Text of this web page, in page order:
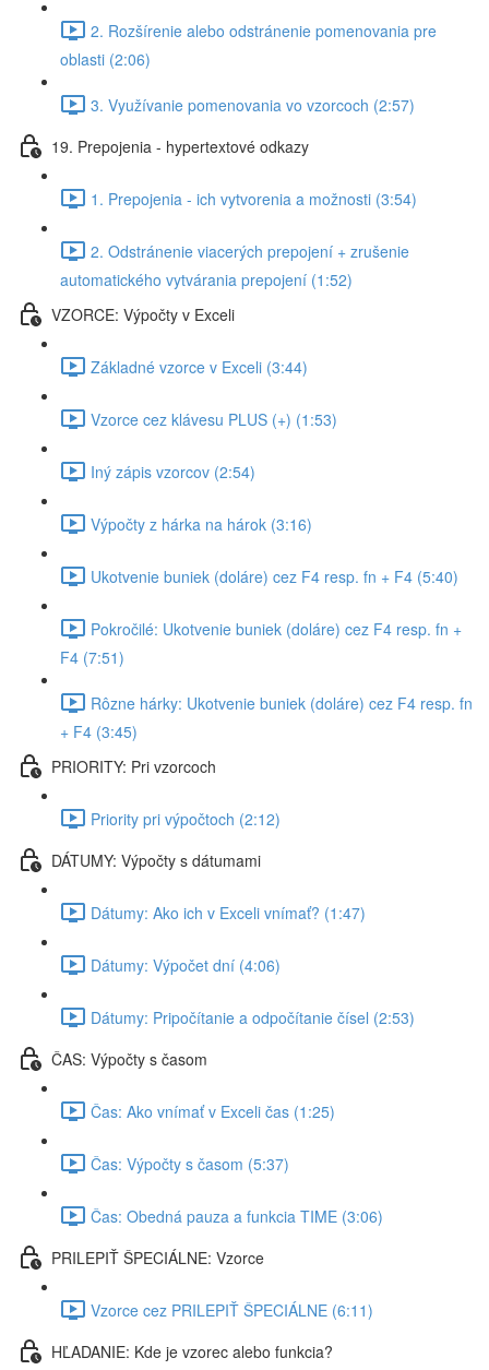
2. Rozšírenie alebo odstránenie pomenovania pre
oblasti (2:06)
3. Využívanie pomenovania vo vzorcoch (2:57)
19. Prepojenia - hypertextové odkazy
1. Prepojenia - ich vytvorenia a možnosti (3:54)
2. Odstránenie viacerých prepojení + zrušenie
automatického vytvárania prepojení (1:52)
VZORCE: Výpočty v Exceli
Základné vzorce v Exceli (3:44)
Vzorce cez klávesu PLUS (+) (1:53)
Iný zápis vzorcov (2:54)
Výpočty z hárka na hárok (3:16)
Ukotvenie buniek (doláre) cez F4 resp. fn + F4 (5:40)
Pokročilé: Ukotvenie buniek (doláre) cez F4 resp. fn +
F4 (7:51)
Rôzne hárky: Ukotvenie buniek (doláre) cez F4 resp. fn
+ F4 (3:45)
PRIORITY: Pri vzorcoch
Priority pri výpočtoch (2:12)
DÁTUMY: Výpočty s dátumami
Dátumy: Ako ich v Exceli vnímať? (1:47)
Dátumy: Výpočet dní (4:06)
Dátumy: Pripočítanie a odpočítanie čísel (2:53)
ČAS: Výpočty s časom
Čas: Ako vnímať v Exceli čas (1:25)
Čas: Výpočty s časom (5:37)
Čas: Obedná pauza a funkcia TIME (3:06)
PRILEPIŤ ŠPECIÁLNE: Vzorce
Vzorce cez PRILEPIŤ ŠPECIÁLNE (6:11)
HĽADANIE: Kde je vzorec alebo funkcia?